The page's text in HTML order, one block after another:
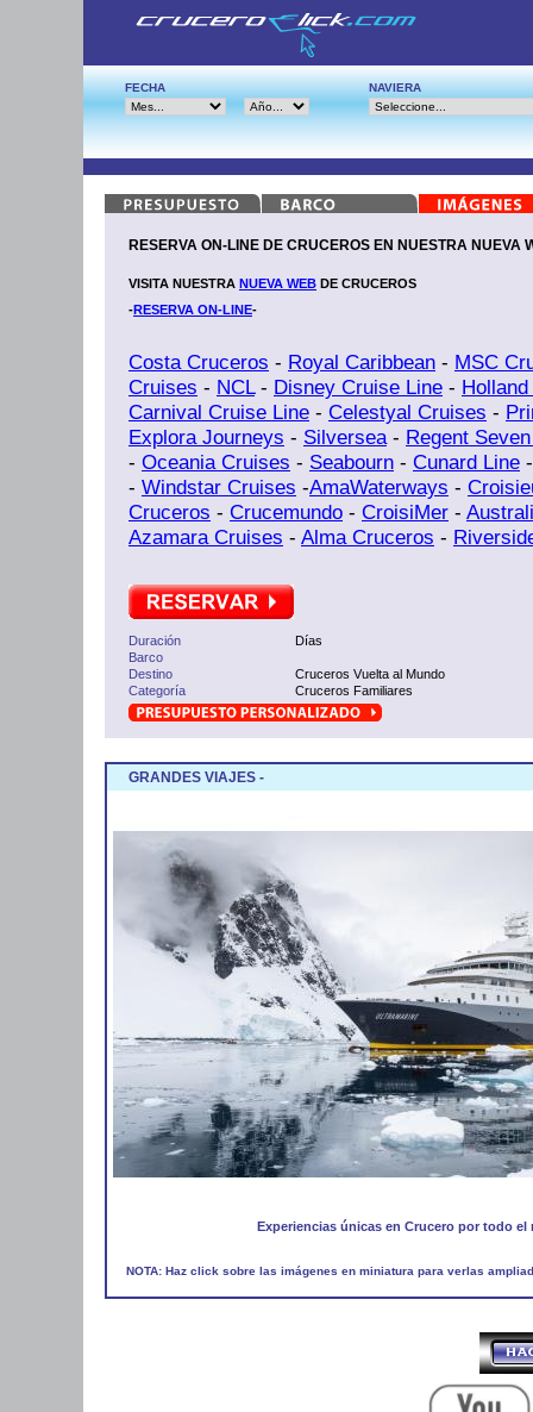
FECHA NAVIERA
RESERVA ON-LINE DE CRUCEROS EN NUESTRA NUEVA
VISITA NUESTRA NUEVA WEB DE CRUCEROS
-RESERVA ON-LINE-
Costa Cruceros - Royal Caribbean - MSC
Cruises - NCL- Disney Cruise Line -
Carnival Cruise Line - Celestyal Cruises -
Explora Journeys - Silversea- Regent
- Oceania Cruises - Seabourn - Cunard Line
- Windstar Cruises -AmaWaterways -
Cruceros - Crucemundo - CroisiMer -
Azamara Cruises - Alma Cruceros -
Duración
Días
Barco
Destino
Cruceros Vuelta al Mundo
Categoría
Cruceros Familiares
GRANDES VIAJES -
Experiencias únicas en Crucero por todo el
NOTA: Haz click sobre las imágenes en miniatura para verlas